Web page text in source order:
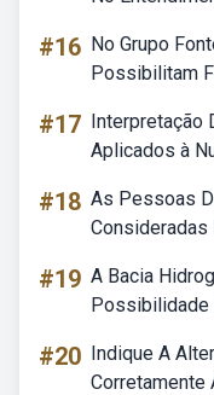
#16 No Grupo
Possibilitam
#17 Interpretação
Aplicados à
#18 As Pessoas
#19 A Bacia
Possibilidade
#20 Indique A
Corretamente